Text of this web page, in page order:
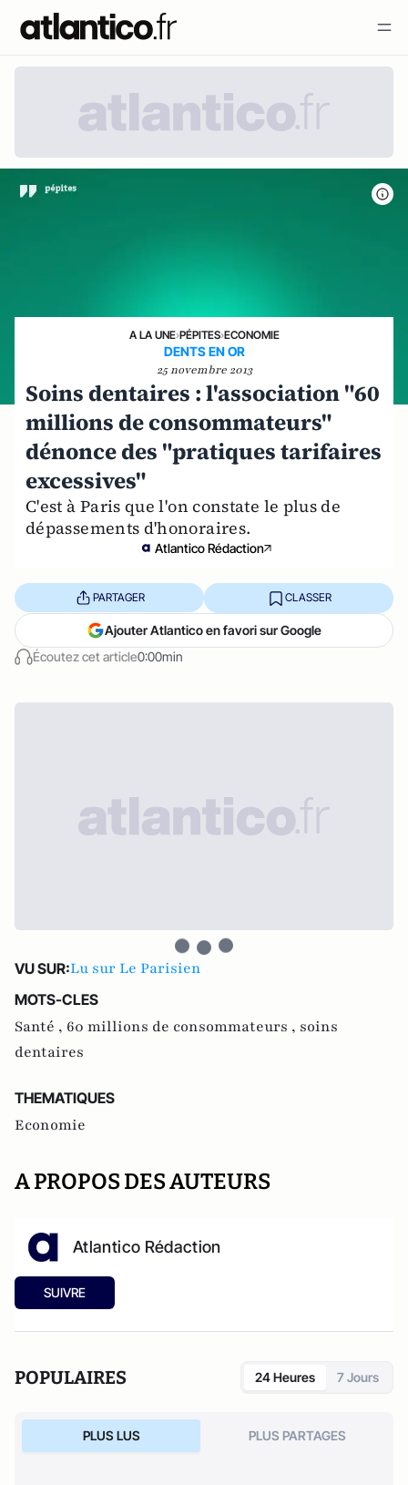
A LA UNE›PÉPITES›ECONOMIE
DENTS EN OR
25 novembre 2013
Soins dentaires : l'association "60
millions de consommateurs"
dénonce des "pratiques tarifaires
excessives"
C'est à Paris que l'on constate le plus de
dépassements d'honoraires.
Atlantico Rédaction
Écoutez cet article0:00min
PARTAGER CLASSER
Ajouter Atlantico en favori sur Google
VU SUR:Lu sur Le Parisien
MOTS-CLES
Santé , 60 millions de consommateurs , soins
dentaires
THEMATIQUES
Economie
A PROPOS DES AUTEURS
Atlantico Rédaction
SUIVRE
POPULAIRES 24 Heures 7 Jours
PLUS LUS PLUS PARTAGES